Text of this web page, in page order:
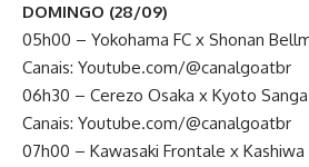
DOMINGO (28/09)
05h00 – Yokohama FC x Shonan
Canais: Youtube.com/@canalgoatbr
06h30 – Cerezo Osaka x Kyoto
Canais: Youtube.com/@canalgoatbr
07h00 – Kawasaki Frontale x Kashiwa